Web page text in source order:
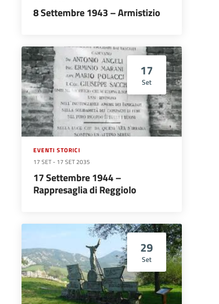
8 Settembre 1943 – Armistizio
17
Set
EVENTI STORICI
17 SET - 17 SET 2035
17 Settembre 1944 –
Rappresaglia di Reggiolo
29
Set